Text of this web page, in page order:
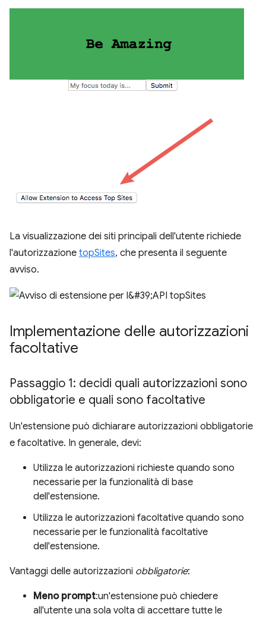
La visualizzazione dei siti principali dell'utente richiede
l'autorizzazione topSites, che presenta il seguente
avviso.
Implementazione delle autorizzazioni
facoltative
Passaggio 1: decidi quali autorizzazioni sono
obbligatorie e quali sono facoltative
Un'estensione può dichiarare autorizzazioni obbligatorie
e facoltative. In generale, devi:
Utilizza le autorizzazioni richieste quando sono
necessarie per la funzionalità di base
dell'estensione.
Utilizza le autorizzazioni facoltative quando sono
necessarie per le funzionalità facoltative
dell'estensione.
Vantaggi delle autorizzazioni obbligatorie:
Meno prompt:un'estensione può chiedere
all'utente una sola volta di accettare tutte le